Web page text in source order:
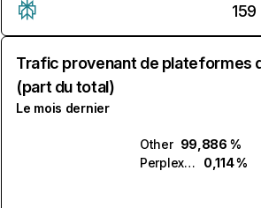
159
Trafic provenant de plateformes
(part du total)
Le mois dernier
Other 99,886 %
Perplexity
0,114 %